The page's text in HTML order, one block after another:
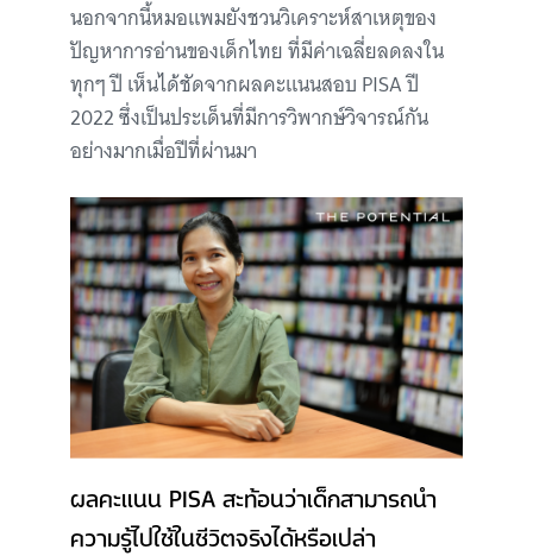
นอกจากนี้หมอแพมยังชวนวิเคราะห์สาเหตุของ
ปัญหาการอ่านของเด็กไทย ที่มีค่าเฉลี่ยลดลงใน
ทุกๆ ปี เห็นได้ชัดจากผลคะแนนสอบ PISA ปี
2022 ซึ่งเป็นประเด็นที่มีการวิพากษ์วิจารณ์กัน
อย่างมากเมื่อปีที่ผ่านมา
ผลคะแนน PISA สะท้อนว่าเด็กสามารถนำ
ความรู้ไปใช้ในชีวิตจริงได้หรือเปล่า